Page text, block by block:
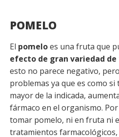
POMELO
El pomeloes una fruta que
efecto de gran variedad
esto no parece negativo,
problemas ya que es como
mayor de la indicada,
fármaco en el organismo.
tomar pomelo, ni en fruta ni
tratamientos